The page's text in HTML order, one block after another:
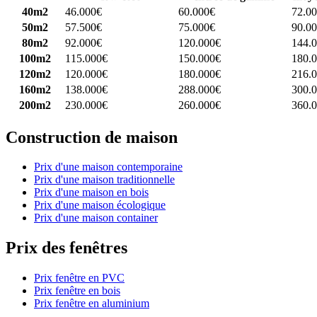
40m2
46.000€ 60.000€
50m2
57.500€ 75.000€
80m2
92.000€ 120.000€
100m2
115.000€ 150.000€
120m2
120.000€ 180.000€
160m2
138.000€ 288.000€
200m2
230.000€ 260.000€
Construction de maison
Prix d'une maison contemporaine
Prix d'une maison traditionnelle
Prix d'une maison en bois
Prix d'une maison écologique
Prix d'une maison container
Prix des fenêtres
Prix fenêtre en PVC
Prix fenêtre en bois
Prix fenêtre en aluminium